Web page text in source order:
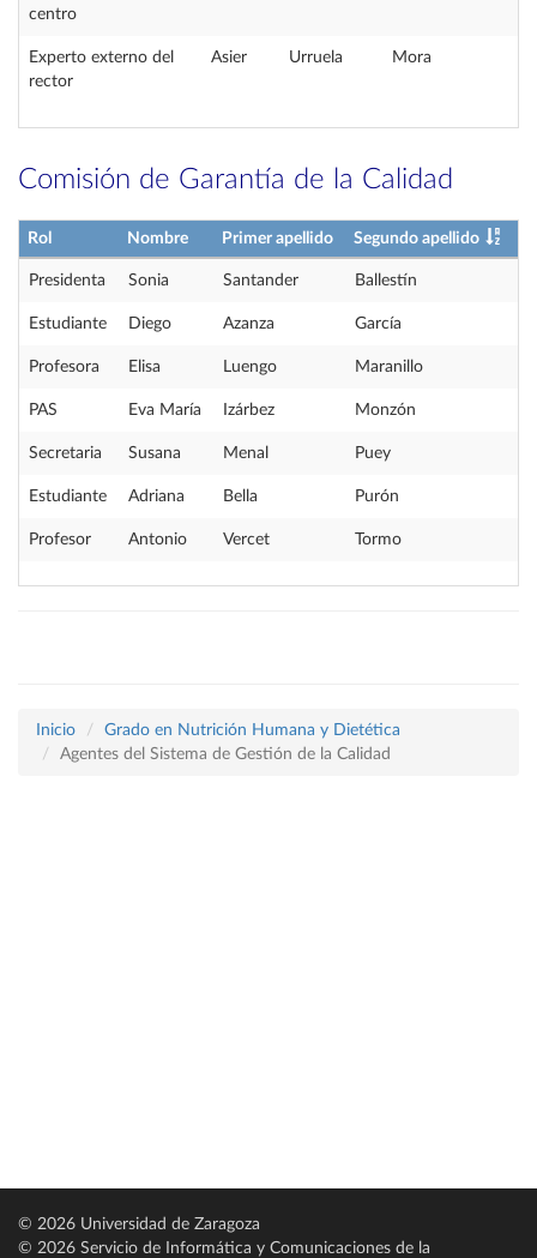
centro
Experto externo del
rector
Asier Urruela Mora
Comisión de Garantía de la Calidad
Rol Nombre Primer apellido Segundo apellido
Presidenta Sonia Santander Ballestín
Estudiante Diego Azanza García
Profesora Elisa Luengo Maranillo
PAS Eva María Izárbez Monzón
Secretaria Susana Menal Puey
Estudiante Adriana Bella Purón
Profesor Antonio Vercet Tormo
Inicio
Grado en Nutrición Humana y Dietética
Agentes del Sistema de Gestión de la Calidad
© 2026 Universidad de Zaragoza
© 2026 Servicio de Informática y Comunicaciones de la